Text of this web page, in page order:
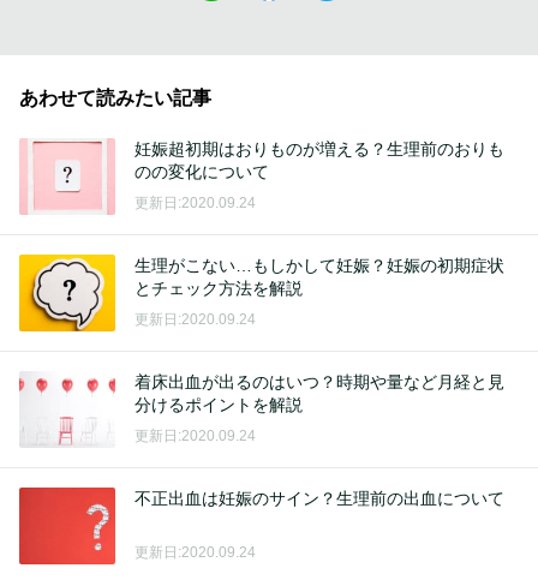
あわせて読みたい記事
妊娠超初期はおりものが増える？生理前のおりも
のの変化について
更新日:2020.09.24
生理がこない…もしかして妊娠？妊娠の初期症状
とチェック方法を解説
更新日:2020.09.24
着床出血が出るのはいつ？時期や量など月経と見
分けるポイントを解説
更新日:2020.09.24
不正出血は妊娠のサイン？生理前の出血について
更新日:2020.09.24